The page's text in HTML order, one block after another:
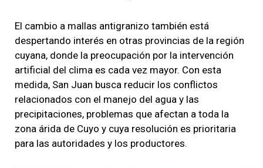
El cambio a mallas antigranizo también está
despertando interés en otras provincias de la región
cuyana, donde la preocupación por la intervención
artificial del clima es cada vez mayor. Con esta
medida, San Juan busca reducir los conflictos
relacionados con el manejo del agua y las
precipitaciones, problemas que afectan a toda la
zona árida de Cuyo y cuya resolución es prioritaria
para las autoridades y los productores.